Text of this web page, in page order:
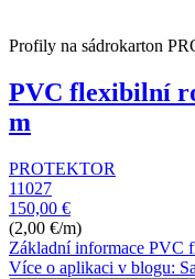
Profily na sádrokarton
PVC flexibilní
m
PROTEKTOR
11027
150,00 €
(2,00 €/m)
Základní informace
Více o aplikaci v blogu: